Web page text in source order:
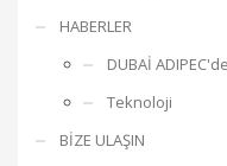
HABERLER
DUBAİ
Teknoloji
BİZE ULAŞIN